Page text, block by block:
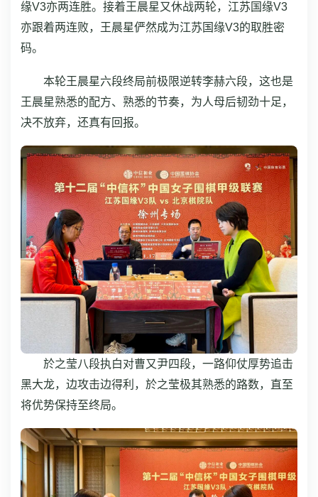
缘V3亦两连胜。接着王晨星又休战两轮，江苏国缘V3
亦跟着两连败，王晨星俨然成为江苏国缘V3的取胜密
码。
本轮王晨星六段终局前极限逆转李赫六段，这也是
王晨星熟悉的配方、熟悉的节奏，为人母后韧劲十足，
决不放弃，还真有回报。
於之莹八段执白对曹又尹四段，一路仰仗厚势追击
黑大龙，边攻击边得利，於之莹极其熟悉的路数，直至
将优势保持至终局。